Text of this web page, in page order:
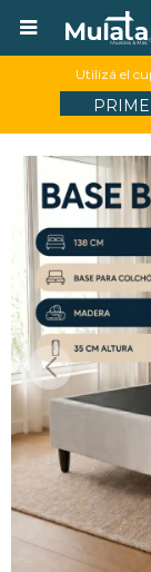

Utilizá el